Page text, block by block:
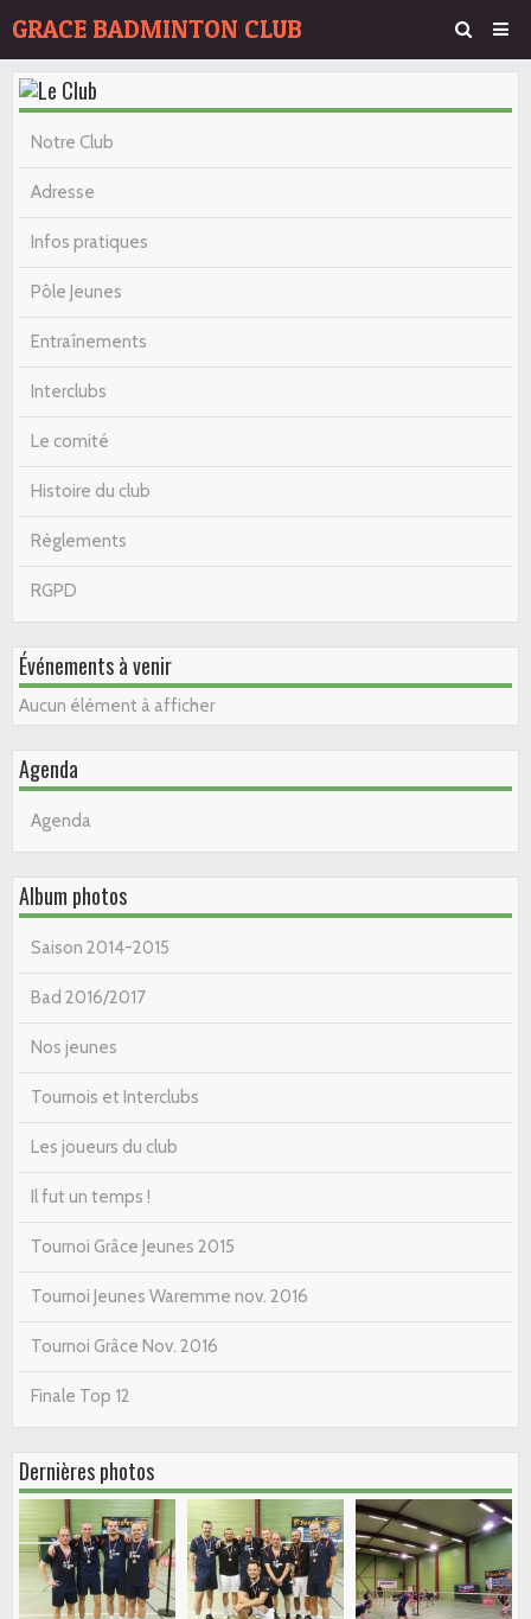
GRACE BADMINTON CLUB
Page d'accueil
Agenda
Notre Club
Adresse
Infos pratiques
Pôle Jeunes
Entraînements
Interclubs
Le comité
Histoire du club
Règlements
RGPD
Événements à venir
Aucun élément à afficher
Agenda
Agenda
Album photos
Saison 2014-2015
Bad 2016/2017
Nos jeunes
Tournois et Interclubs
Les joueurs du club
Il fut un temps !
Tournoi Grâce Jeunes 2015
Tournoi Jeunes Waremme nov. 2016
Tournoi Grâce Nov. 2016
Finale Top 12
Dernières photos